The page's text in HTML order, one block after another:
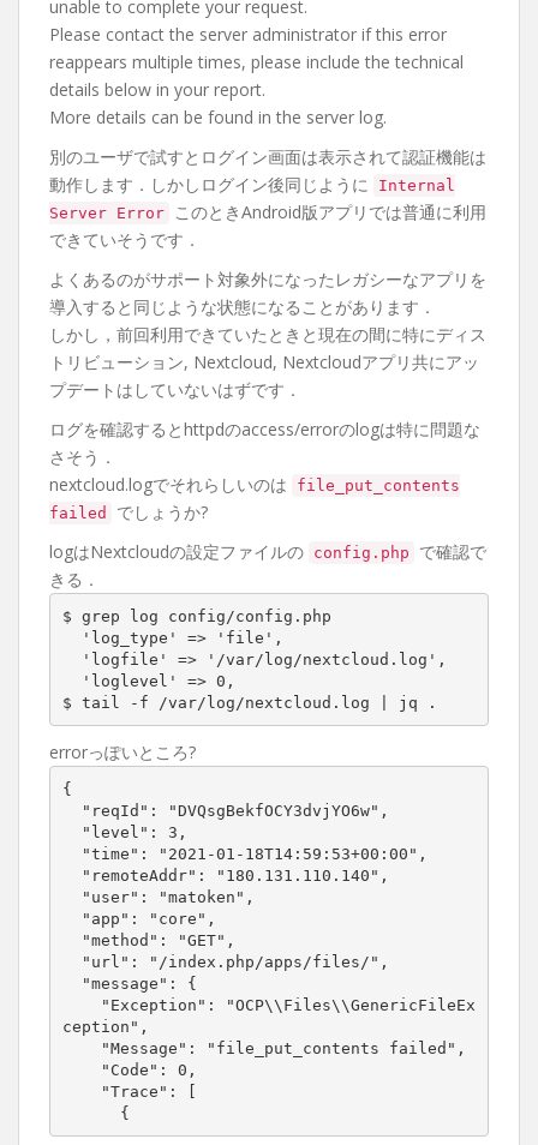
unable to complete your request.
Please contact the server administrator if this error
reappears multiple times, please include the technical
details below in your report.
More details can be found in the server log.
別のユーザで試すとログイン画面は表示されて認証機能は
動作します．しかしログイン後同じように
Internal
Server Error
このときAndroid版アプリでは普通に利用
できていそうです．
よくあるのがサポート対象外になったレガシーなアプリを
導入すると同じような状態になることがあります．
しかし，前回利用できていたときと現在の間に特にディス
トリビューション, Nextcloud, Nextcloudアプリ共にアッ
プデートはしていないはずです．
ログを確認するとhttpdのaccess/errorのlogは特に問題な
さそう．
nextcloud.logでそれらしいのは
file_put_contents
failed
でしょうか?
logはNextcloudの設定ファイルの config.php
で確認で
きる．
$ grep log config/config.php
$ tail -f /var/log/nextcloud.log | jq .
errorっぽいところ?
{
ception",
      {